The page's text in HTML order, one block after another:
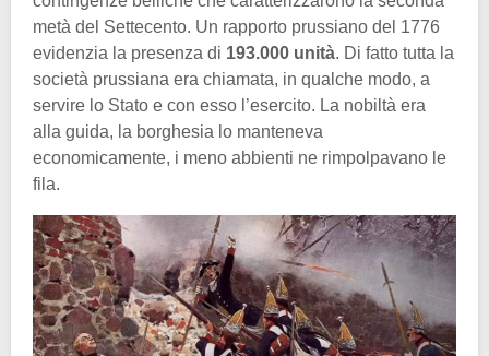
metà del Settecento. Un rapporto prussiano del 1776
evidenzia la presenza di 193.000 unità. Di fatto tutta la
società prussiana era chiamata, in qualche modo, a
servire lo Stato e con esso l’esercito. La nobiltà era
alla guida, la borghesia lo manteneva
economicamente, i meno abbienti ne rimpolpavano le
fila.